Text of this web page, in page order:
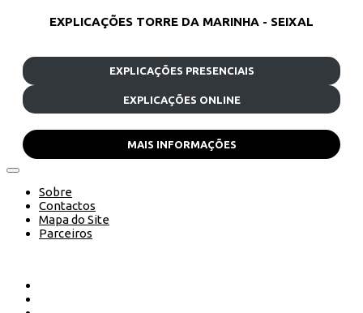
EXPLICAÇÕES TORRE DA MARINHA - SEIXAL
EXPLICAÇÕES PRESENCIAIS
EXPLICAÇÕES ONLINE
MAIS INFORMAÇÕES
Sobre
Contactos
Mapa do Site
Parceiros